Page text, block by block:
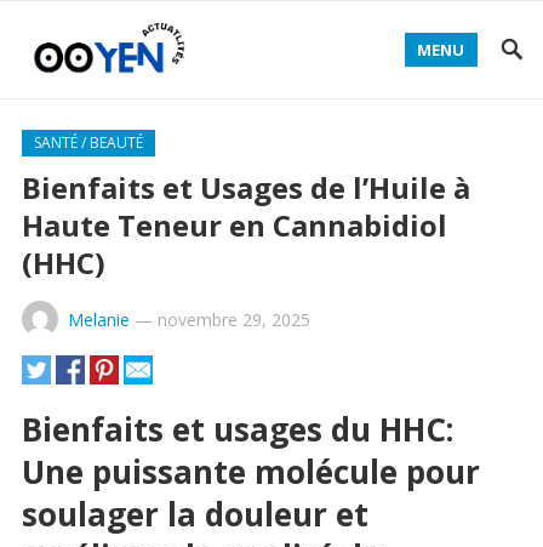
MENU
SANTÉ / BEAUTÉ
Bienfaits et Usages de l’Huile à
Haute Teneur en Cannabidiol
(HHC)
Melanie — novembre 29, 2025
Bienfaits et usages du HHC:
Une puissante molécule pour
soulager la douleur et